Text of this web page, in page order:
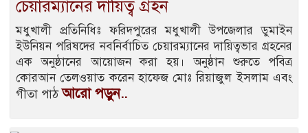
চেয়ারম্যানের দায়িত্ব গ্রহন
মধুখালী প্রতিনিধিঃ ফরিদপুরের মধুখালী উপজেলার ডুমাইন
ইউনিয়ন পরিষদের নবনির্বাচিত চেয়ারম্যানের দায়িত্বভার গ্রহনের
এক অনুষ্ঠানের আয়োজন করা হয়। অনুষ্ঠান শুরুতে পবিত্র
কোরআন তেলওয়াত করেন হাফেজ মোঃ রিয়াজুল ইসলাম এবং
গীতা পাঠআরো পড়ুন..